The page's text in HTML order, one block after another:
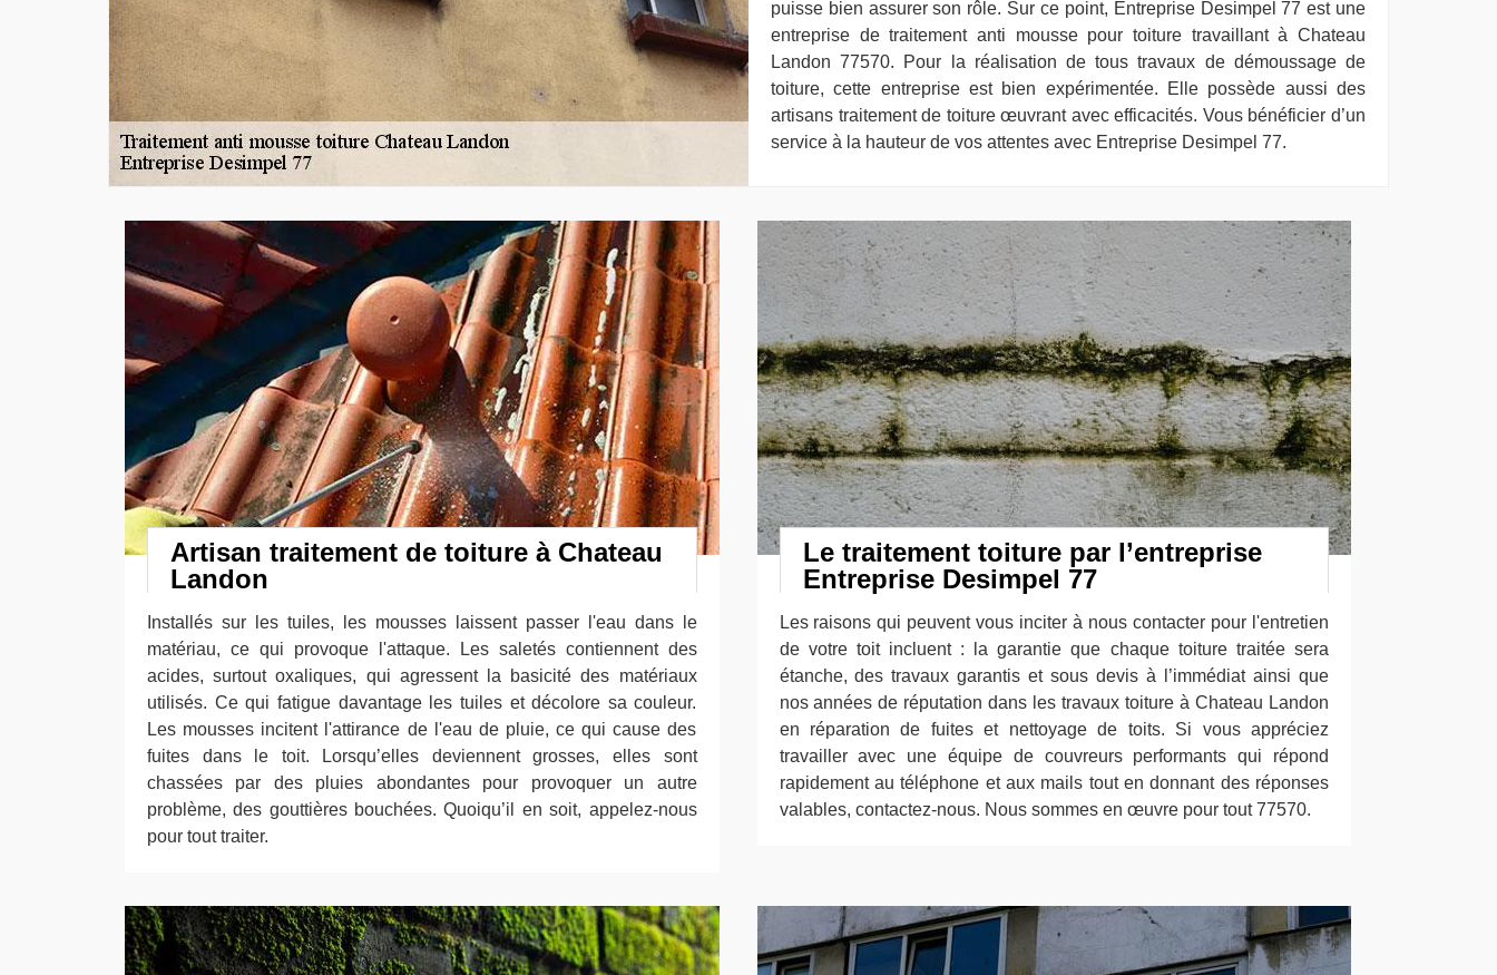
puisse bien assurer son rôle. Sur ce point, Entreprise Desimpel 77 est une
entreprise de traitement anti mousse pour toiture travaillant à Chateau
Landon 77570. Pour la réalisation de tous travaux de démoussage de
toiture, cette entreprise est bien expérimentée. Elle possède aussi des
artisans traitement de toiture œuvrant avec efficacités. Vous bénéficier d’un
service à la hauteur de vos attentes avec Entreprise Desimpel 77.
Artisan traitement de toiture à Chateau
Landon
Installés sur les tuiles, les mousses laissent passer l'eau dans le
matériau, ce qui provoque l'attaque. Les saletés contiennent des
acides, surtout oxaliques, qui agressent la basicité des matériaux
utilisés. Ce qui fatigue davantage les tuiles et décolore sa couleur.
Les mousses incitent l'attirance de l'eau de pluie, ce qui cause des
fuites dans le toit. Lorsqu’elles deviennent grosses, elles sont
chassées par des pluies abondantes pour provoquer un autre
problème, des gouttières bouchées. Quoiqu’il en soit, appelez-nous
pour tout traiter.
Le traitement toiture par l’entreprise
Entreprise Desimpel 77
Les raisons qui peuvent vous inciter à nous contacter pour l'entretien
de votre toit incluent : la garantie que chaque toiture traitée sera
étanche, des travaux garantis et sous devis à l’immédiat ainsi que
nos années de réputation dans les travaux toiture à Chateau Landon
en réparation de fuites et nettoyage de toits. Si vous appréciez
travailler avec une équipe de couvreurs performants qui répond
rapidement au téléphone et aux mails tout en donnant des réponses
valables, contactez-nous. Nous sommes en œuvre pour tout 77570.